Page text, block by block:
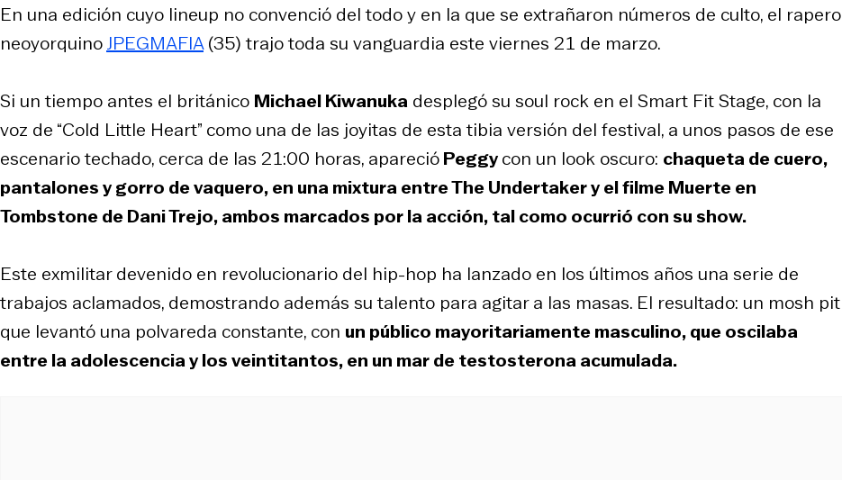
En una edición cuyo lineup no convenció del todo y en la que se extrañaron números de culto, el rapero
neoyorquinoJPEGMAFIA(35) trajo toda su vanguardia este viernes 21 de marzo.
Si un tiempo antes el británico Michael Kiwanuka desplegó su soul rock en el Smart Fit Stage, con la
voz de “Cold Little Heart” como una de las joyitas de esta tibia versión del festival, a unos pasos de ese
escenario techado, cerca de las 21:00 horas, aparecióPeggycon un look oscuro: chaqueta de cuero,
pantalones y gorro de vaquero, en una mixtura entre The Undertaker y el filme Muerte en
Tombstone de Dani Trejo, ambos marcados por la acción, tal como ocurrió con su show.
Este exmilitar devenido en revolucionario del hip-hop ha lanzado en los últimos años una serie de
trabajos aclamados, demostrando además su talento para agitar a las masas. El resultado: un mosh pit
que levantó una polvareda constante, con un público mayoritariamente masculino, que oscilaba
entre la adolescencia y los veintitantos, en un mar de testosterona acumulada.